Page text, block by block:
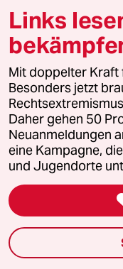
taz zahl ich
taz lab Infobrief
Veranstaltungen
Demnächst
Vor Ort
Live im Stream
Links
Mit doppelter Kraft
Besonders jetzt
Daher gehen 50
Neuanmeldungen
eine Kampagne,
und Jugendorte